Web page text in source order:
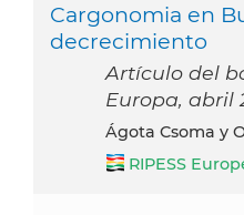
Cargonomia en
decrecimiento
Artículo del
Europa, abril
Ágota Csoma y
RIPESS